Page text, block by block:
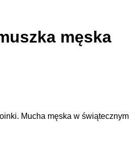
męska
Mucha męska w świątecznym